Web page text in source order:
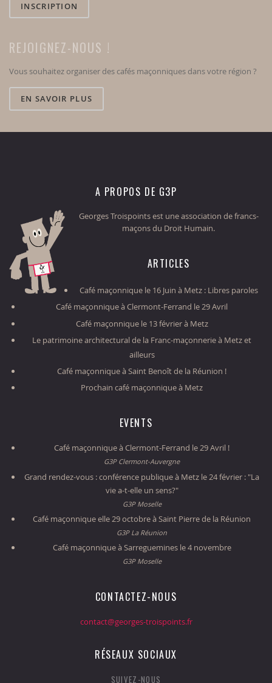
INSCRIPTION
REJOIGNEZ-NOUS !
Vous souhaitez organiser des cafés maçonniques dans votre région ?
EN SAVOIR PLUS
A PROPOS DE G3P
Georges Troispoints est une association de francs-
maçons du Droit Humain.
ARTICLES
Café maçonnique le 16 Juin à Metz : Libres paroles
Café maçonnique à Clermont-Ferrand le 29 Avril
Café maçonnique le 13 février à Metz
Le patrimoine architectural de la Franc-maçonnerie à Metz et
ailleurs
Café maçonnique à Saint Benoît de la Réunion !
Prochain café maçonnique à Metz
EVENTS
Café maçonnique à Clermont-Ferrand le 29 Avril !
G3P Clermont-Auvergne
Grand rendez-vous : conférence publique à Metz le 24 février : "La
vie a-t-elle un sens?"
G3P Moselle
Café maçonnique elle 29 octobre à Saint Pierre de la Réunion
G3P La Réunion
Café maçonnique à Sarreguemines le 4 novembre
G3P Moselle
CONTACTEZ-NOUS
contact@georges-troispoints.fr
RÉSEAUX SOCIAUX
SUIVEZ-NOUS